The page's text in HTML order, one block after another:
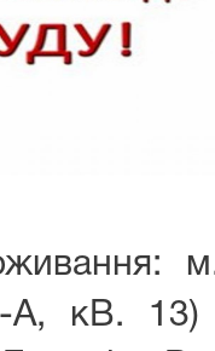
А, кВ. 13)